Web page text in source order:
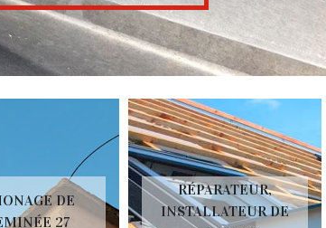
DE
27
RÉPARATEUR,
INSTALLATEUR DE